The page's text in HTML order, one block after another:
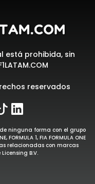
está prohibida, sin
reservados
ninguna forma con el grupo
1, FIA FORMULA ONE
relacionadas con marcas
B.V.